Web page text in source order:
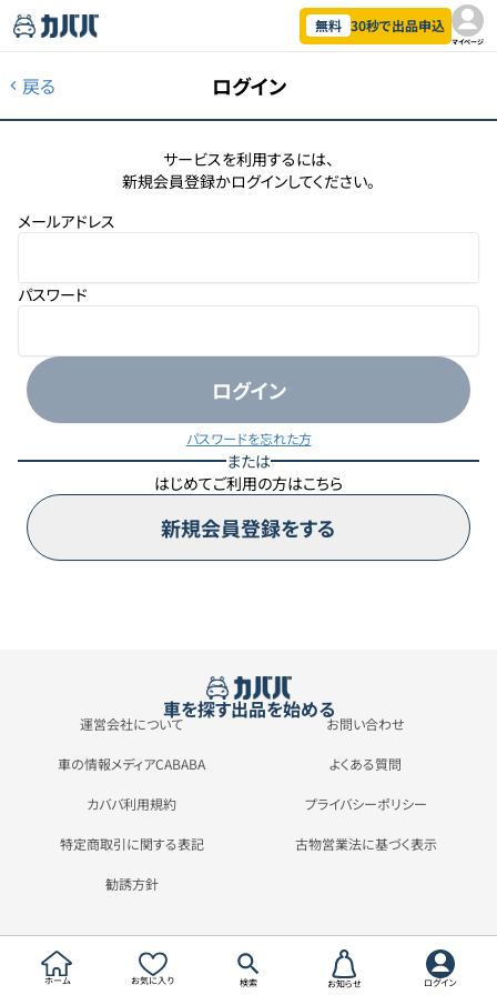
無料 30秒で出品申込
マイページ
戻る ログイン
サービスを利用するには、
新規会員登録かログインしてください。
メールアドレス
パスワード
ログイン
パスワードを忘れた方
または
はじめてご利用の方はこちら
新規会員登録をする
車を探す出品を始める
運営会社について お問い合わせ
車の情報メディアCABABA よくある質問
カババ利用規約 プライバシーポリシー
特定商取引に関する表記 古物営業法に基づく表示
勧誘方針
ホーム お気に入り 検索 お知らせ ログイン